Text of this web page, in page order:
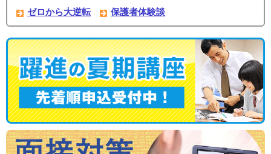
ゼロから大逆転
保護者体験談